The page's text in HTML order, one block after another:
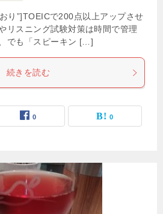
り”]TOEICで200点以上アップさせ
リスニング試験対策は時間で管理
でも「スピーキン […]
続きを読む
0 0